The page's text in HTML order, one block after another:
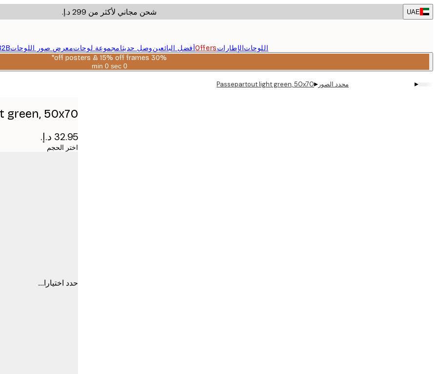
Skip
to
UAE شحن مجاني لأكثر من ‏299 د.إ.‏
اللوحاتالإطاراتOffersأفضل البائعينوصل حديثامجموعة لوحاتمعرض صور اللوحات
30% off posters & 15% off frames*
0 min
0 secصالحة
▸ محدد الصور ▸
Passepartout light green, 50x70
green, 50x70
اختر الحجم
حدد اختيارا...